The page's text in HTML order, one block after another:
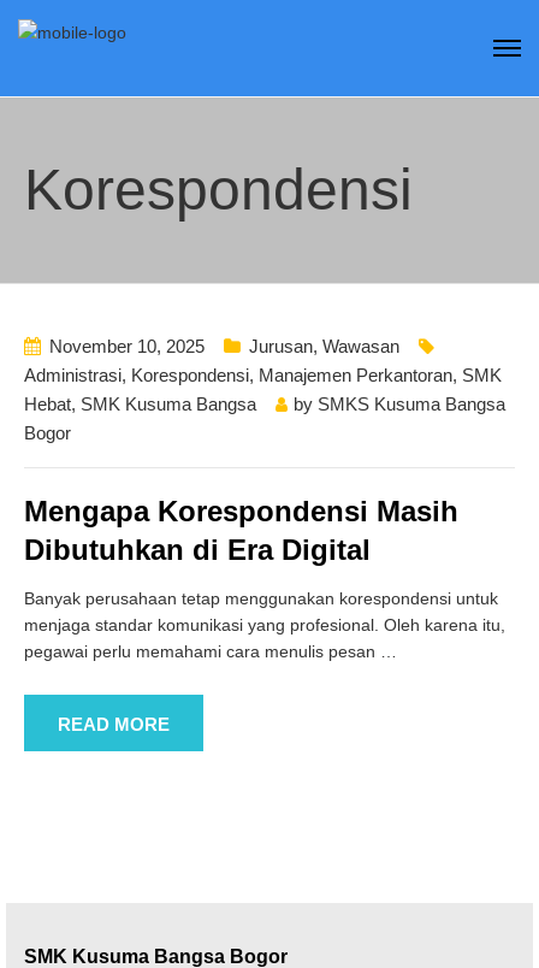
Korespondensi
November 10, 2025 Jurusan, Wawasan
Administrasi, Korespondensi, Manajemen Perkantoran, SMK
Hebat, SMK Kusuma Bangsa by SMKS Kusuma Bangsa
Bogor
Mengapa Korespondensi Masih
Dibutuhkan di Era Digital
Banyak perusahaan tetap menggunakan korespondensi untuk
menjaga standar komunikasi yang profesional. Oleh karena itu,
pegawai perlu memahami cara menulis pesan
READ MORE
SMK Kusuma Bangsa Bogor